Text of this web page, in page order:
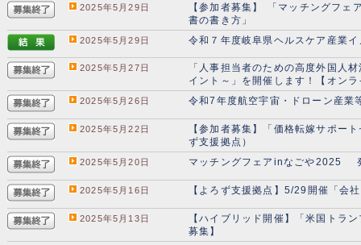
2025年5月29日
【参加者募集】 「マッチングフ
書の書き方」
2025年5月29日 令和７年度岐阜県ヘルスケア産業
2025年5月27日
「人事担当者のための高度外国人
イント～」を開催します！【オン
2025年5月26日 令和7年度航空宇宙・ドローン産
2025年5月22日
【参加者募集】「価格転嫁サポー
ず支援拠点）
2025年5月20日 マッチングフェアinなごや2025
2025年5月16日 【よろず支援拠点】5/29開催「会
2025年5月13日
【ハイブリッド開催】「米国トラ
募集】